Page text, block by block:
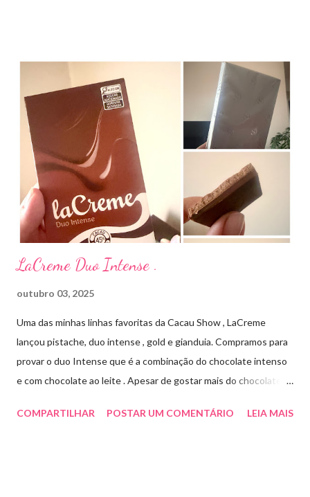
aplico sobre a acne ( geralmente uso a noite). Informação do
produto: ILOSONE TÓPICO SOLUÇÃO (eritromicina) é um
antibiótico de amplo espectro produzido por uma cepa de
Streptomyces erythraeus. É básico e forma rapidamente sais
com os ácidos. Forma farmacêutica e Apresentação ILOSONE
TÓPICO SOLUÇÃO é apresentado sob a forma líquida em
frascos de 120 ml. USO PEDIÁTRICO E ADULTO. Composição
Cada ml contém: Eritromicina base 20 mg Excipientes q.s....
LaCreme Duo Intense .
outubro 03, 2025
Uma das minhas linhas favoritas da Cacau Show , LaCreme
lançou pistache, duo intense , gold e gianduia. Compramos para
provar o duo Intense que é a combinação do chocolate intenso
e com chocolate ao leite . Apesar de gostar mais do chocolate
medida certa ( tem sabor e cremosidade ). Preço R$19,99 .
COMPARTILHAR POSTAR UM COMENTÁRIO LEIA MAIS